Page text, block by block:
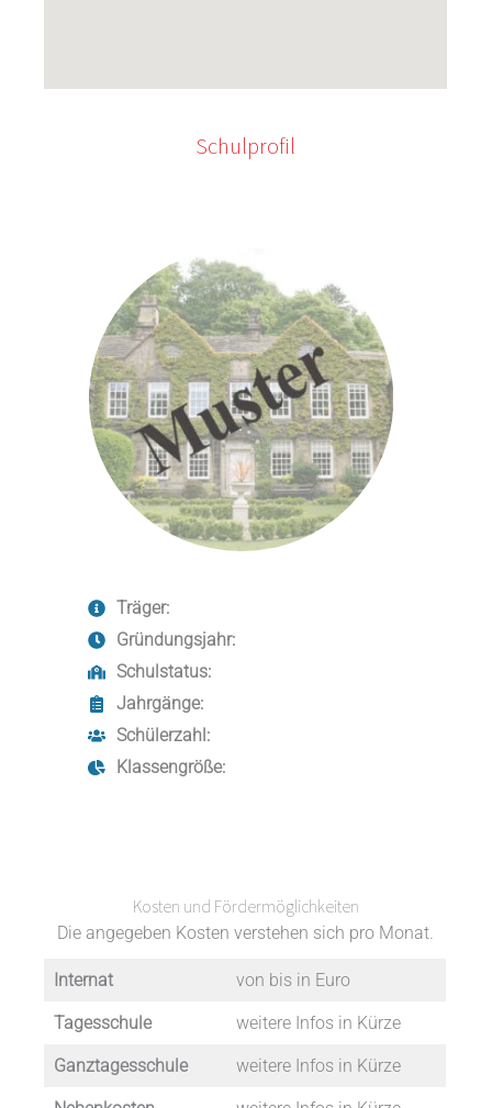
Schulprofil
Träger:
Gründungsjahr:
Schulstatus:
Jahrgänge:
Schülerzahl:
Klassengröße:
Kosten und Fördermöglichkeiten
Die angegeben Kosten verstehen sich pro Monat.
Internat von bis in Euro
Tagesschule weitere Infos in Kürze
Ganztagesschule weitere Infos in Kürze